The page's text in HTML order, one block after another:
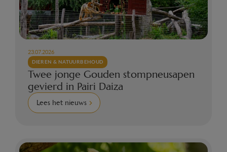
23.07.2026
DIEREN & NATUURBEHOUD
Twee jonge Gouden stompneusapen
gevierd in Pairi Daiza
Lees het nieuws